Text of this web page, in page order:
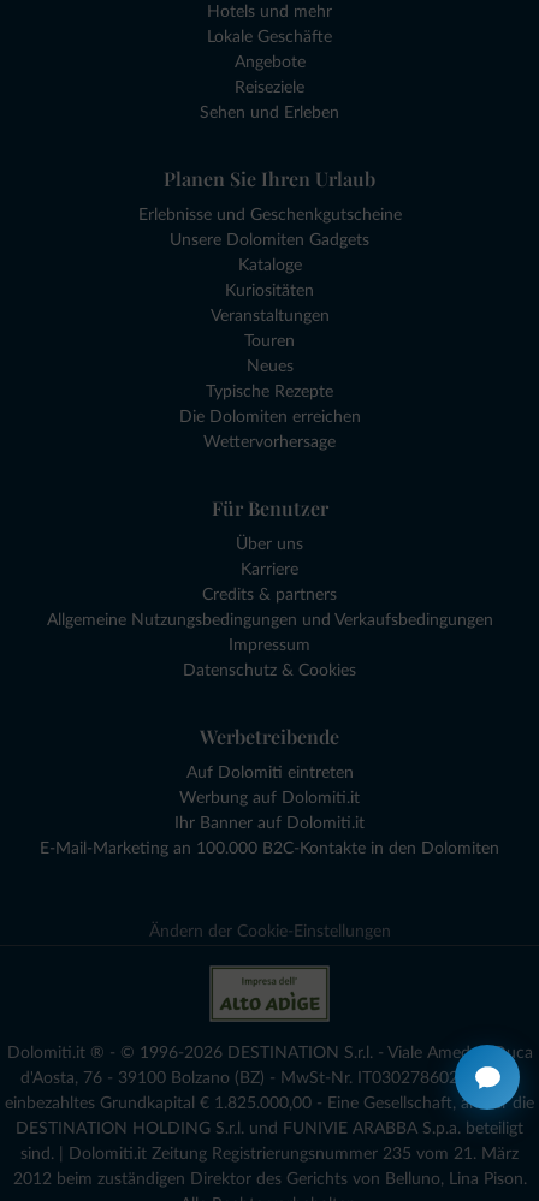
Hotels und mehr
Lokale Geschäfte
Angebote
Reiseziele
Sehen und Erleben
Planen Sie Ihren Urlaub
Erlebnisse und Geschenkgutscheine
Unsere Dolomiten Gadgets
Kataloge
Kuriositäten
Veranstaltungen
Touren
Neues
Typische Rezepte
Die Dolomiten erreichen
Wettervorhersage
Für Benutzer
Über uns
Karriere
Credits & partners
Allgemeine Nutzungsbedingungen und Verkaufsbedingungen
Impressum
Datenschutz & Cookies
Werbetreibende
Auf Dolomiti eintreten
Werbung auf Dolomiti.it
Ihr Banner auf Dolomiti.it
E-Mail-Marketing an 100.000 B2C-Kontakte in den Dolomiten
Ändern der Cookie-Einstellungen
Dolomiti.it ® - © 1996-2026 DESTINATION S.r.l. - Viale Amedeo Duca
d'Aosta, 76 - 39100 Bolzano (BZ) - MwSt-Nr. IT03027860216 - voll
einbezahltes Grundkapital € 1.825.000,00 - Eine Gesellschaft, an der die
DESTINATION HOLDING S.r.l. und FUNIVIE ARABBA S.p.a. beteiligt
sind. | Dolomiti.it Zeitung Registrierungsnummer 235 vom 21. März
2012 beim zuständigen Direktor des Gerichts von Belluno, Lina Pison.